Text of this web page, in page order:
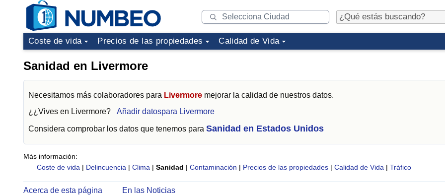
Coste de vida Precios de las propiedades Calidad de Vida
Sanidad en Livermore
Necesitamos más colaboradores para Livermore mejorar la calidad de nuestros datos.
¿¿Vives en Livermore? Añadir datospara Livermore
Considera comprobar los datos que tenemos para Sanidad en Estados Unidos
Más información:
Coste de vida | Delincuencia | Clima | Sanidad | Contaminación | Precios de las propiedades | Calidad de Vida | Tráfico
Acerca de esta página
En las Noticias